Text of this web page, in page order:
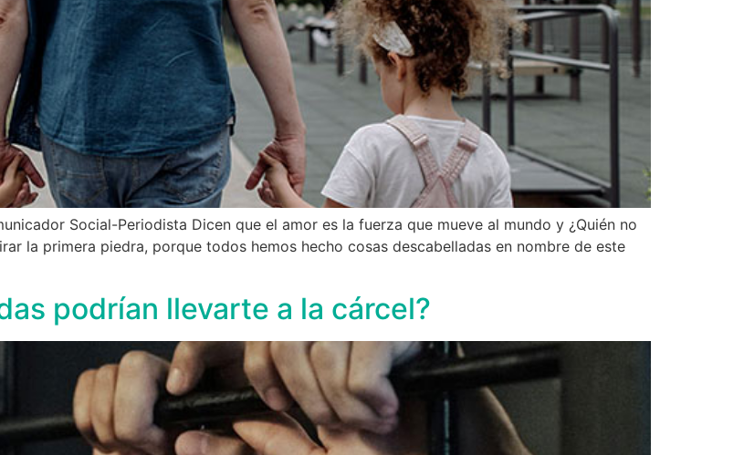
Social-Periodista Dicen que el amor es la fuerza que mueve al mundo y ¿Quién no
la primera piedra, porque todos hemos hecho cosas descabelladas en nombre de este
podrían llevarte a la cárcel?